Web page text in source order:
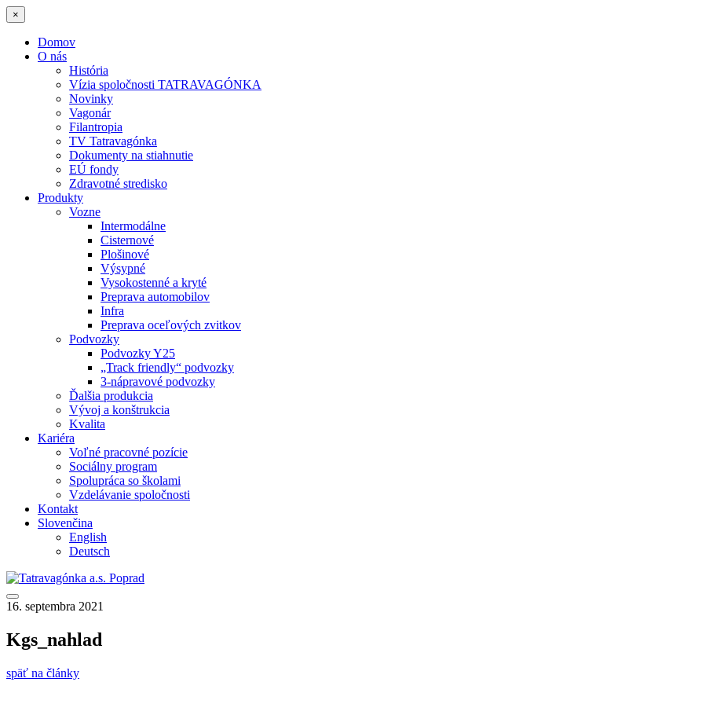
×
Domov
O nás
História
Vízia spoločnosti TATRAVAGÓNKA
Novinky
Vagonár
Filantropia
TV Tatravagónka
Dokumenty na stiahnutie
EÚ fondy
Zdravotné stredisko
Produkty
Vozne
Intermodálne
Cisternové
Plošinové
Výsypné
Vysokostenné a kryté
Preprava automobilov
Infra
Preprava oceľových zvitkov
Podvozky
Podvozky Y25
„Track friendly“ podvozky
3-nápravové podvozky
Ďalšia produkcia
Vývoj a konštrukcia
Kvalita
Kariéra
Voľné pracovné pozície
Sociálny program
Spolupráca so školami
Vzdelávanie spoločnosti
Kontakt
Slovenčina
English
Deutsch
16. septembra 2021
Kgs_nahlad
späť na články